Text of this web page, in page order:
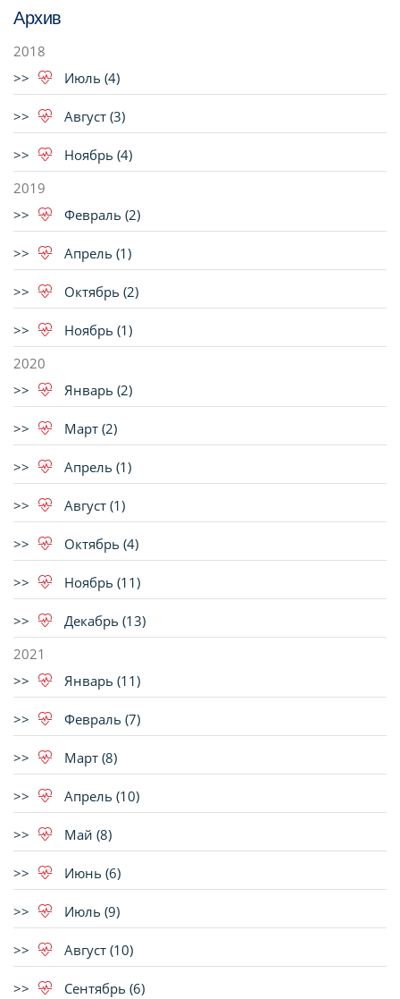
Архив
2018
Июль (4)
Август (3)
Ноябрь (4)
2019
Февраль (2)
Апрель (1)
Октябрь (2)
Ноябрь (1)
2020
Январь (2)
Март (2)
Апрель (1)
Август (1)
Октябрь (4)
Ноябрь (11)
Декабрь (13)
2021
Январь (11)
Февраль (7)
Март (8)
Апрель (10)
Май (8)
Июнь (6)
Июль (9)
Август (10)
Сентябрь (6)